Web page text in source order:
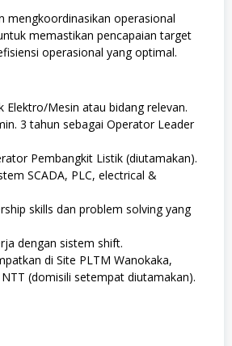
mengkoordinasikan operasional
memastikan pencapaian target
operasional yang optimal.
Elektro/Mesin atau bidang relevan.
3 tahun sebagai Operator Leader
Pembangkit Listik (diutamakan).
SCADA, PLC, electrical &
skills dan problem solving yang
dengan sistem shift.
di Site PLTM Wanokaka,
(domisili setempat diutamakan).